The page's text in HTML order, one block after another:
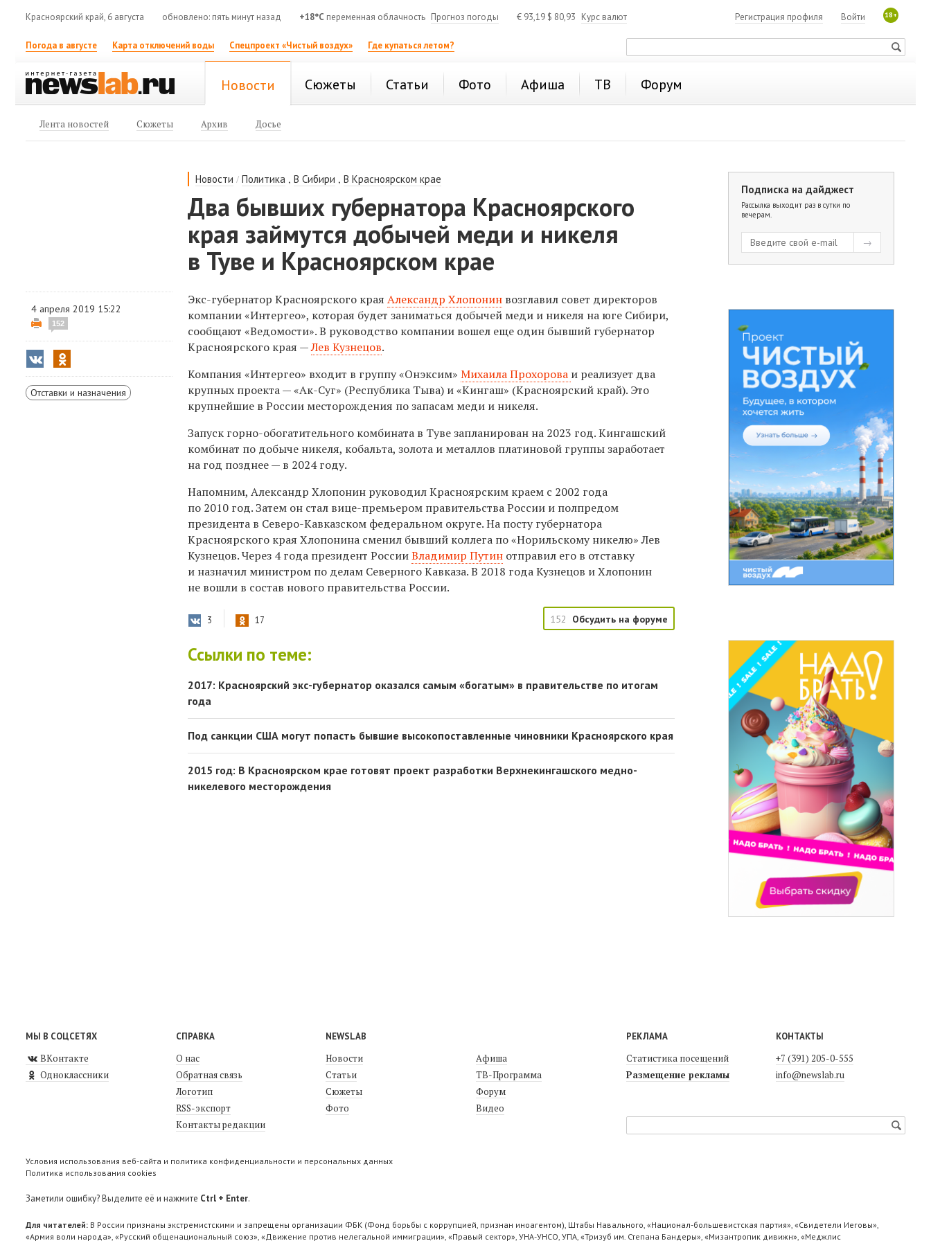
Красноярский край, 6 августа обновлено: пять минут назад +18°C переменная облачность Прогноз погоды € 93,19 $ 80,93 Курс валют 18+
Войти
Регистрация профиля
Погода в августе Карта отключений воды Спецпроект «Чистый воздух» Где купаться летом?
Новости Сюжеты Статьи Фото Афиша ТВ Форум
Лента новостей Сюжеты Архив Досье
Новости /Политика ,В Сибири ,В Красноярском крае
Два бывших губернатора Красноярского
края займутся добычей меди и никеля
в Туве и Красноярском крае
4 апреля 2019 15:22
152
Отставки и назначения
Экс-губернатор Красноярского краяАлександр Хлопонин возглавил совет директоров
компании «Интергео», которая будет заниматься добычей меди и никеля на юге Сибири,
сообщают «Ведомости». В руководство компании вошел еще один бывший губернатор
Красноярского края —Лев Кузнецов.
Компания «Интергео» входит в группу «Онэксим»Михаила Прохорова и реализует два
крупных проекта — «Ак-Суг» (Республика Тыва) и «Кингаш» (Красноярский край). Это
крупнейшие в России месторождения по запасам меди и никеля.
Запуск горно-обогатительного комбината в Туве запланирован на 2023 год. Кингашский
комбинат по добыче никеля, кобальта, золота и металлов платиновой группы заработает
на год позднее — в 2024 году.
Напомним, Александр Хлопонин руководил Красноярским краем с 2002 года
по 2010 год. Затем он стал вице-премьером правительства России и полпредом
президента в Северо-Кавказском федеральном округе. На посту губернатора
Красноярского края Хлопонина сменил бывший коллега по «Норильскому никелю» Лев
Кузнецов. Через 4 года президент РоссииВладимир Путин отправил его в отставку
и назначил министром по делам Северного Кавказа. В 2018 года Кузнецов и Хлопонин
не вошли в состав нового правительства России.
3 17 152 Обсудить на форуме
Ссылки по теме:
2017: Красноярский экс-губернатор оказался самым «богатым» в правительстве по итогам
года
Под санкции США могут попасть бывшие высокопоставленные чиновники Красноярского края
2015 год: В Красноярском крае готовят проект разработки Верхнекингашского медно-
никелевого месторождения
Подписка на дайджест
Рассылка выходит раз в сутки по
вечерам.
МЫ В СОЦСЕТЯХ
ВКонтакте
Одноклассники
СПРАВКА
О нас
Обратная связь
Логотип
RSS-экспорт
Контакты редакции
NEWSLAB
Новости
Статьи
Сюжеты
Фото
Афиша
ТВ-Программа
Форум
Видео
РЕКЛАМА
Статистика посещений
Размещение рекламы
КОНТАКТЫ
+7 (391) 205-0-555
info@newslab.ru
Условия использования веб-сайта и политика конфиденциальности и персональных данных
Политика использования cookies
Заметили ошибку? Выделите её и нажмите Ctrl + Enter.
Для читателей: В России признаны экстремистскими и запрещены организации ФБК (Фонд борьбы с коррупцией, признан иноагентом), Штабы Навального, «Национал-большевистская партия», «Свидетели Иеговы»,
«Армия воли народа», «Русский общенациональный союз», «Движение против нелегальной иммиграции», «Правый сектор», УНА-УНСО, УПА, «Тризуб им. Степана Бандеры», «Мизантропик дивижн», «Меджлис